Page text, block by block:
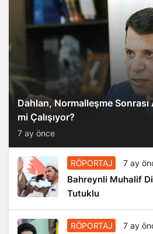
Dahlan, Normalleşme Sonrası
mi Çalışıyor?
7 ay önce
RÖPORTAJ 7 ay
Bahreynli Muhalif
Tutuklu
RÖPORTAJ 7 ay